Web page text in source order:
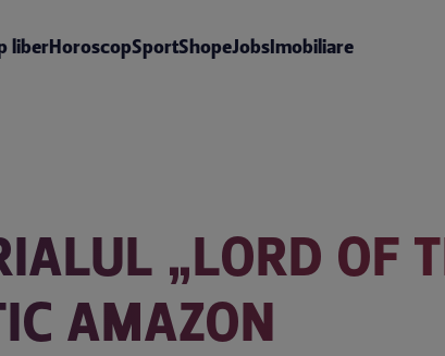
liberHoroscopSportShopeJobsImobiliare
„LORD OF
AMAZON